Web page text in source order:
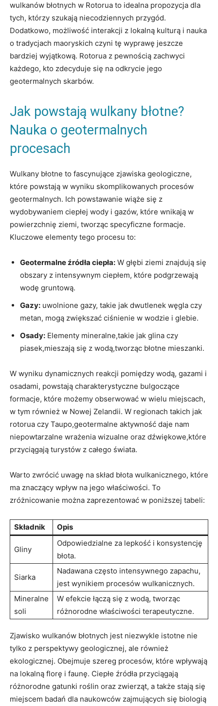
wulkanów błotnych w Rotorua to idealna propozycja dla
tych, którzy szukają niecodziennych przygód.
Dodatkowo, możliwość interakcji z lokalną kulturą i nauka
o tradycjach maoryskich czyni tę wyprawę jeszcze
bardziej wyjątkową. Rotorua z pewnością zachwyci
każdego, kto zdecyduje się na odkrycie jego
geotermalnych skarbów.
Jak powstają wulkany błotne?
Nauka o geotermalnych
procesach
Wulkany błotne to fascynujące zjawiska geologiczne,
które powstają w wyniku skomplikowanych procesów
geotermalnych. Ich powstawanie wiąże się z
wydobywaniem ciepłej wody i gazów, które wnikają w
powierzchnię ziemi, tworząc specyficzne formacje.
Kluczowe elementy tego procesu to:
Geotermalne źródła ciepła: W głębi ziemi znajdują się
obszary z intensywnym ciepłem, które podgrzewają
wodę gruntową.
Gazy: uwolnione gazy, takie jak dwutlenek węgla czy
metan, mogą zwiększać ciśnienie w wodzie i glebie.
Osady: Elementy mineralne,takie jak glina czy
piasek,mieszają się z wodą,tworząc błotne mieszanki.
W wyniku dynamicznych reakcji pomiędzy wodą, gazami i
osadami, powstają charakterystyczne bulgoczące
formacje, które możemy obserwować w wielu miejscach,
w tym również w Nowej Zelandii. W regionach takich jak
rotorua czy Taupo,geotermalne aktywność daje nam
niepowtarzalne wrażenia wizualne oraz dźwiękowe,które
przyciągają turystów z całego świata.
Warto zwrócić uwagę na skład błota wulkanicznego, które
ma znaczący wpływ na jego właściwości. To
zróżnicowanie można zaprezentować w poniższej tabeli:
Składnik Opis
Gliny
Odpowiedzialne za lepkość i konsystencję
błota.
Siarka
Nadawana często intensywnego zapachu,
jest wynikiem procesów wulkanicznych.
Mineralne
soli
W efekcie łączą się z wodą, tworząc
różnorodne właściwości terapeutyczne.
Zjawisko wulkanów błotnych jest niezwykle istotne nie
tylko z perspektywy geologicznej, ale również
ekologicznej. Obejmuje szereg procesów, które wpływają
na lokalną florę i faunę. Ciepłe źródła przyciągają
różnorodne gatunki roślin oraz zwierząt, a także stają się
miejscem badań dla naukowców zajmujących się biologią